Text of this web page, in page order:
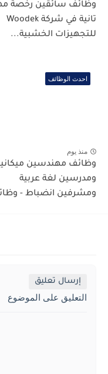
وظائف سائقين رخصة
تانية في شركة Woodek
للتجهيزات الخشبية...
احدث الوظائف
منذ يوم
وظائف مهندسين
ومدرسين لغة عربية
ومشرفين انضباط -
إرسال تعليق
التعليق على الموضوع